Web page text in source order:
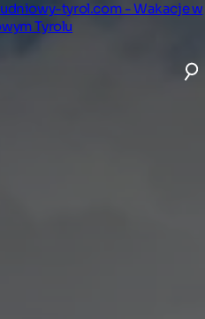
tyrol.com - Wakacje w
Tyrolu